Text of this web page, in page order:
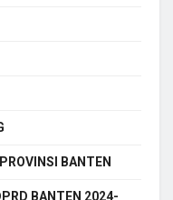
BANTEN
BANTEN 2024-